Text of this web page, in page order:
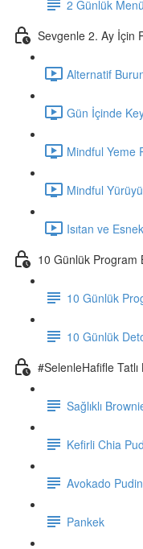
2 Günlük Menü
Sevgenle 2. Ay İçin
Alternatif
Gün İçinde
Mindful Yeme
Mindful
Isıtan ve
10 Günlük Program
10 Günlük
10 Günlük
#SelenleHafifle
Sağlıklı
Kefirli Chia
Avokado
Pankek